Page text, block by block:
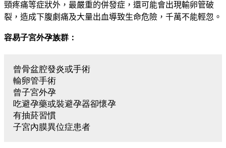
頸疼痛等症狀外，最嚴重的併發症，還可能會出現輸卵管破
裂，造成下腹劇痛及大量出血導致生命危險，千萬不能輕忽。
容易子宮外孕族群：
曾骨盆腔發炎或手術
輸卵管手術
曾子宮外孕
吃避孕藥或裝避孕器卻懷孕
有抽菸習慣
子宮內膜異位症患者